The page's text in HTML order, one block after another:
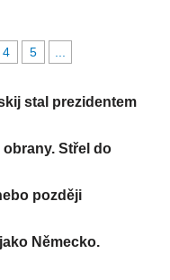
4 5
stal prezidentem
Střel do
později
Německo.